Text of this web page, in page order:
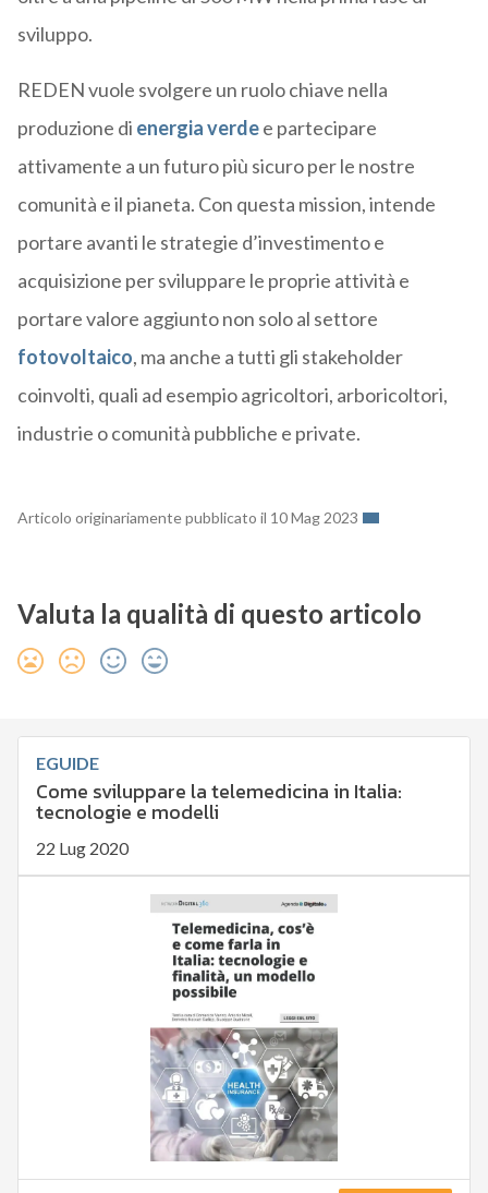
sviluppo.
REDEN vuole svolgere un ruolo chiave nella
produzione di energia verdee partecipare
attivamente a un futuro più sicuro per le nostre
comunità e il pianeta. Con questa mission, intende
portare avanti le strategie d’investimento e
acquisizione per sviluppare le proprie attività e
portare valore aggiunto non solo al settore
fotovoltaico, ma anche a tutti gli stakeholder
coinvolti, quali ad esempio agricoltori, arboricoltori,
industrie o comunità pubbliche e private.
Articolo originariamente pubblicato il 10 Mag 2023
Valuta la qualità di questo articolo
EGUIDE
Come sviluppare la telemedicina in Italia:
tecnologie e modelli
22 Lug 2020